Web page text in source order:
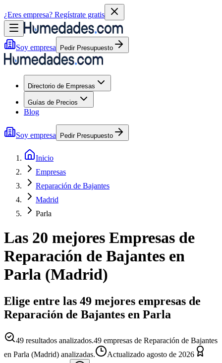
¿Eres empresa? Regístrate gratis
Soy empresa Pedir Presupuesto
Directorio de Empresas
Guías de Precios
Blog
Soy empresa Pedir Presupuesto
Inicio
Empresas
Reparación de Bajantes
Madrid
Parla
Las 20 mejores Empresas de
Reparación de Bajantes en
Parla (Madrid)
Elige entre las 49 mejores empresas de
Reparación de Bajantes en Parla
49 resultados analizados.49 empresas de Reparación de Bajantes
en Parla (Madrid) analizadas.
Actualizado agosto de 2026